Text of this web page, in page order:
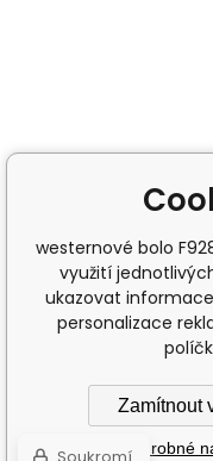
westernové bolo
využití
ukazovat
personalizace
Zamítnout
Podrobné